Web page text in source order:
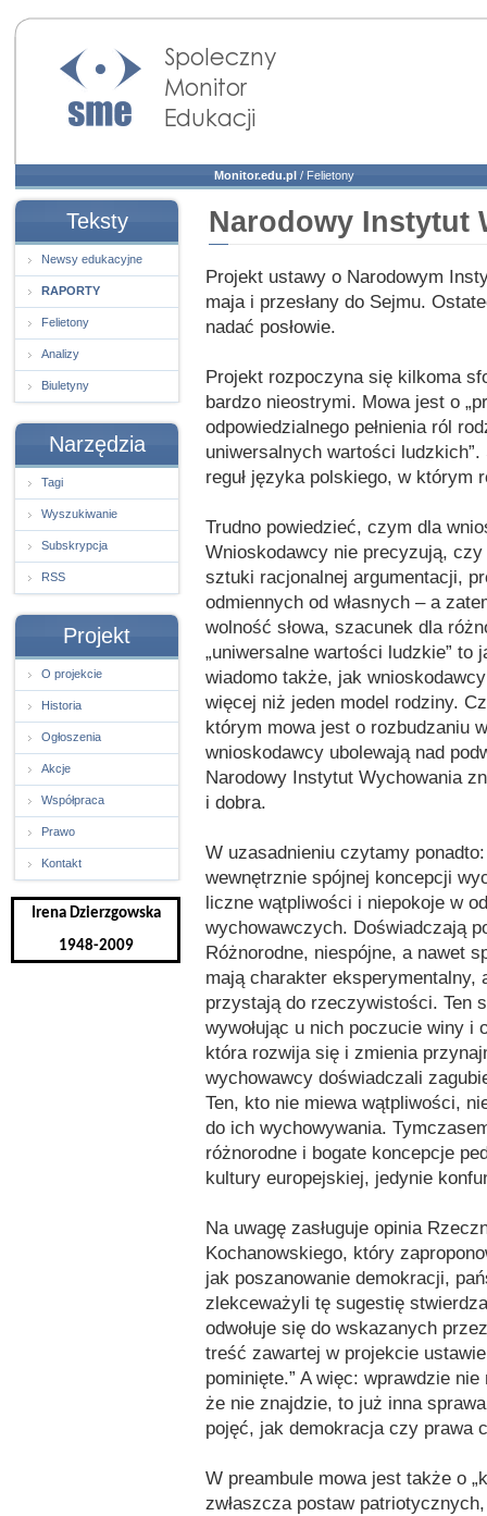
Społeczny Monitor
Edukacji
Monitor.edu.pl / Felietony
Teksty
Newsy edukacyjne
RAPORTY
Felietony
Analizy
Biuletyny
Narzędzia
Tagi
Wyszukiwanie
Subskrypcja
RSS
Projekt
O projekcie
Historia
Ogłoszenia
Akcje
Współpraca
Prawo
Kontakt
Irena Dzierzgowska
1948-2009
Narodowy Instytut
Projekt ustawy o Narodowym
maja i przesłany do Sejmu.
nadać posłowie.
Projekt rozpoczyna się kilkoma
bardzo nieostrymi. Mowa jest o
odpowiedzialnego pełnienia ról
uniwersalnych wartości
reguł języka polskiego, w którym
Trudno powiedzieć, czym dla
Wnioskodawcy nie precyzują,
sztuki racjonalnej argumentacji,
odmiennych od własnych – a
wolność słowa, szacunek dla
„uniwersalne wartości ludzkie”
wiadomo także, jak
więcej niż jeden model rodziny.
którym mowa jest o rozbudzaniu
wnioskodawcy ubolewają nad
Narodowy Instytut Wychowania
i dobra.
W uzasadnieniu czytamy
wewnętrznie spójnej koncepcji
liczne wątpliwości i niepokoje w
wychowawczych. Doświadczają
Różnorodne, niespójne, a nawet
mają charakter eksperymentalny,
przystają do rzeczywistości. Ten
wywołując u nich poczucie winy i
która rozwija się i zmienia
wychowawcy doświadczali
Ten, kto nie miewa wątpliwości,
do ich wychowywania.
różnorodne i bogate koncepcje
kultury europejskiej, jedynie
Na uwagę zasługuje opinia
Kochanowskiego, który
jak poszanowanie demokracji,
zlekceważyli tę sugestię
odwołuje się do wskazanych
treść zawartej w projekcie
pominięte.” A więc: wprawdzie
że nie znajdzie, to już inna
pojęć, jak demokracja czy prawa
W preambule mowa jest także o
zwłaszcza postaw